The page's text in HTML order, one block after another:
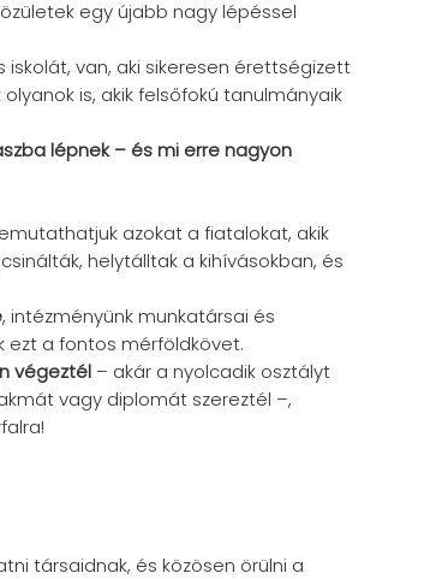
egy újabb nagy lépéssel
van, aki sikeresen érettségizett
is, akik felsőfokú tanulmányaik
lépnek – és mi erre nagyon
azokat a fiatalokat, akik
helytálltak a kihívásokban, és
, intézményünk munkatársai és
a fontos mérföldkövet.
végeztél – akár a nyolcadik osztályt
vagy diplomát szereztél –,
társaidnak, és közösen örülni a